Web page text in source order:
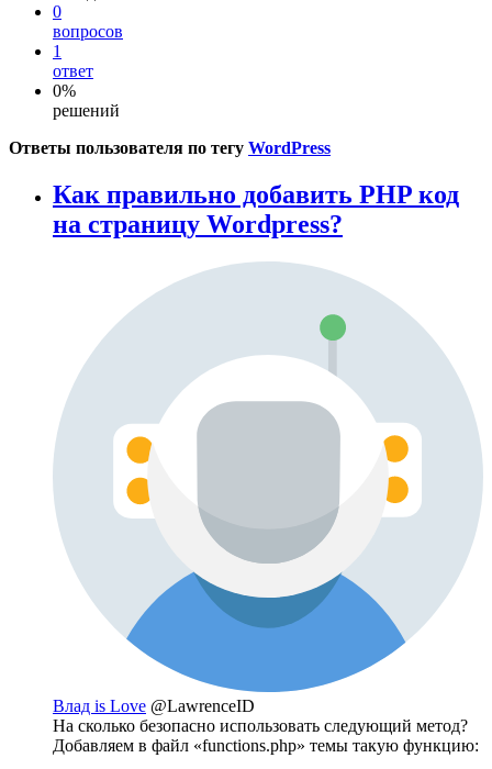
0
вопросов
1
ответ
0%
решений
Ответы пользователя по тегу WordPress
Как правильно добавить PHP код
на страницу Wordpress?
Влад is Love @LawrenceID
На сколько безопасно использовать следующий метод?
Добавляем в файл «functions.php» темы такую функцию: